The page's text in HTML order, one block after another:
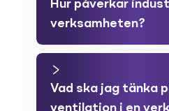
Hur påverkar
verksamheten?
Vad ska jag tänka
ventilation i en